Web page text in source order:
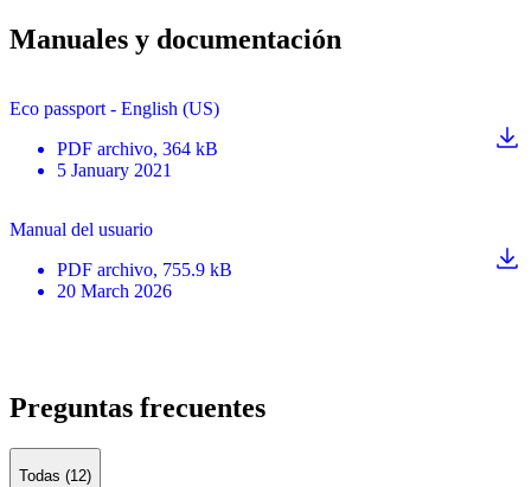
Manuales y documentación
Eco passport - English (US)
PDF archivo, 364 kB
5 January 2021
Manual del usuario
PDF archivo, 755.9 kB
20 March 2026
Preguntas frecuentes
Todas (12)